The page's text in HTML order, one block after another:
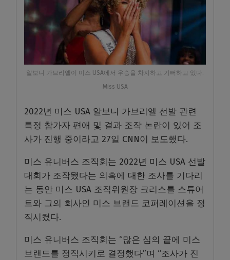
알보니 가브리엘이 미스 USA에서 우승을 차지하고 기뻐하고 있다.
Miss USA
2022년 미스 USA 알보니 가브리엘 선발 관련
특정 참가자 편애 및 결과 조작 논란이 있어 조
사가 진행 중이라고 27일 CNN이 보도했다.
미스 유니버스 조직회는 2022년 미스 USA 선발
대회가 조작됐다는 의혹에 대한 조사를 기다리
는 동안 미스 USA 조직위원장 크리스틀 스튜어
트와 그의 회사인 미스 브랜드 코퍼레이션을 정
직시켰다.
미스 유니버스 조직회는 “많은 심의 끝에 미스
브랜드를 정직시키로 결정했다”며 “조사가 진